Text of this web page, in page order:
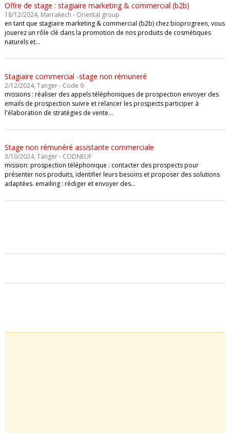
Offre de stage : stagiaire marketing & commercial (b2b)
18/12/2024, Marrakech - Oriental group
en tant que stagiaire marketing & commercial (b2b) chez bioprogreen, vous
jouerez un rôle clé dans la promotion de nos produits de cosmétiques
naturels et…
Stagiaire commercial -stage non rémuneré
2/12/2024, Tanger - Code 9
missions : réaliser des appels téléphoniques de prospection envoyer des
emails de prospection suivre et relancer les prospects participer à
l'élaboration de stratégies de vente…
Stage non rémunéré assistante commerciale
3/10/2024, Tanger - CODNEUF
mission: prospection téléphonique : contacter des prospects pour
présenter nos produits, identifier leurs besoins et proposer des solutions
adaptées. emailing : rédiger et envoyer des…